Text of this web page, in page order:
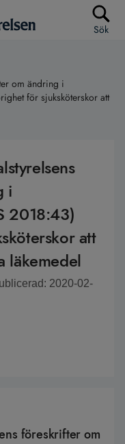
Sök
om ändring i
för sjuksköterskor att
i
2018:43)
att
läkemedel
2020-02-
föreskrifter om